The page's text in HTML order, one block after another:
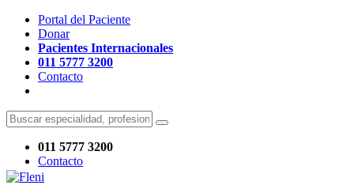
Portal del Paciente
Donar
Pacientes Internacionales
011 5777 3200
Contacto
011 5777 3200
Contacto